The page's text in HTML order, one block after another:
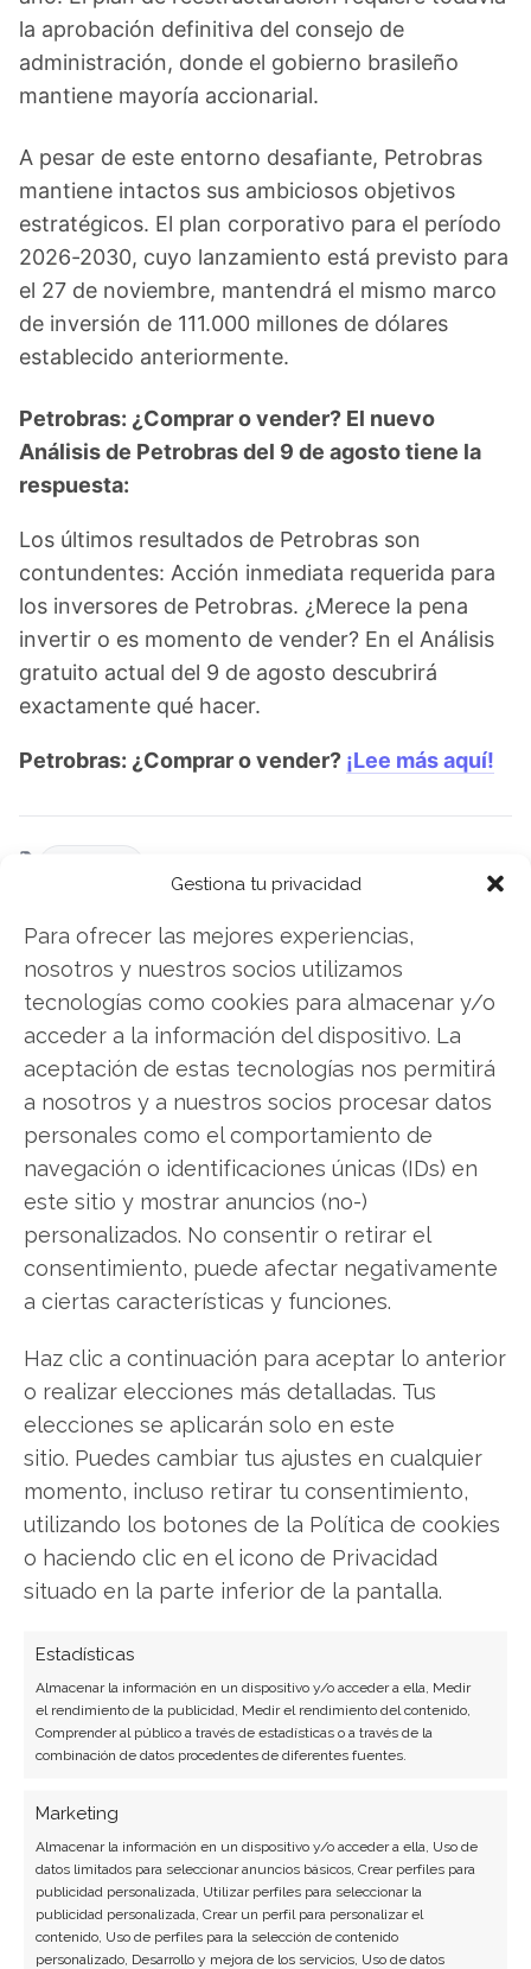
Gestiona tu privacidad
Para ofrecer las mejores experiencias,
nosotros y nuestros socios utilizamos
tecnologías como cookies para almacenar y/o
acceder a la información del dispositivo. La
aceptación de estas tecnologías nos permitirá
a nosotros y a nuestros socios procesar datos
personales como el comportamiento de
navegación o identificaciones únicas (IDs) en
este sitio y mostrar anuncios (no-)
personalizados. No consentir o retirar el
consentimiento, puede afectar negativamente
a ciertas características y funciones.
Haz clic a continuación para aceptar lo anterior
o realizar elecciones más detalladas. Tus
elecciones se aplicarán solo en este
sitio. Puedes cambiar tus ajustes en cualquier
momento, incluso retirar tu consentimiento,
utilizando los botones de la Política de cookies
o haciendo clic en el icono de Privacidad
situado en la parte inferior de la pantalla.
Estadísticas
Almacenar la información en un dispositivo y/o acceder a ella, Medir
el rendimiento de la publicidad, Medir el rendimiento del contenido,
Comprender al público a través de estadísticas o a través de la
combinación de datos procedentes de diferentes fuentes.
Marketing
Almacenar la información en un dispositivo y/o acceder a ella, Uso de
datos limitados para seleccionar anuncios básicos, Crear perfiles para
publicidad personalizada, Utilizar perfiles para seleccionar la
publicidad personalizada, Crear un perfil para personalizar el
contenido, Uso de perfiles para la selección de contenido
personalizado, Desarrollo y mejora de los servicios, Uso de datos
la aprobación definitiva del consejo de
administración, donde el gobierno brasileño
mantiene mayoría accionarial.
A pesar de este entorno desafiante, Petrobras
mantiene intactos sus ambiciosos objetivos
estratégicos. El plan corporativo para el período
2026-2030, cuyo lanzamiento está previsto para
el 27 de noviembre, mantendrá el mismo marco
de inversión de 111.000 millones de dólares
establecido anteriormente.
Petrobras: ¿Comprar o vender? El nuevo
Análisis de Petrobras del 9 de agosto tiene la
respuesta:
Los últimos resultados de Petrobras son
contundentes: Acción inmediata requerida para
los inversores de Petrobras. ¿Merece la pena
invertir o es momento de vender? En el Análisis
gratuito actual del 9 de agosto descubrirá
exactamente qué hacer.
Petrobras: ¿Comprar o vender? ¡Lee más aquí!
Compartir este artículo
Twitter
Facebook
LinkedIn
Copiar enlace
SOBRE EL AUTOR
Javier Martínez González
Ingeniero de software convertido en escritor
tecnológico. Analiza las últimas tendencias en
hardware, software empresarial y computación en
la nube.